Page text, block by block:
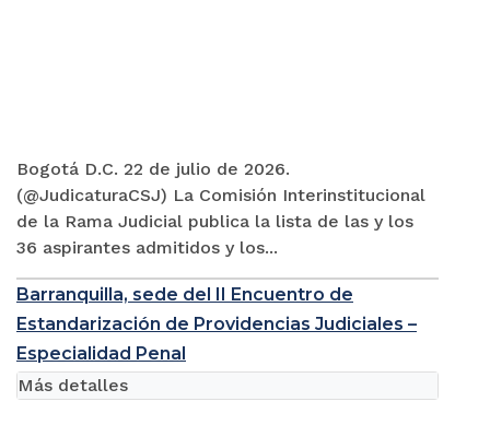
Bogotá D.C. 22 de julio de 2026.
(@JudicaturaCSJ) La Comisión Interinstitucional
de la Rama Judicial publica la lista de las y los
36 aspirantes admitidos y los...
Barranquilla, sede del II Encuentro de
Estandarización de Providencias Judiciales –
Especialidad Penal
Más detalles